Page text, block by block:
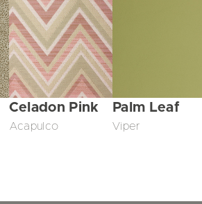
Celadon Pink
Acapulco
Palm Leaf
Viper